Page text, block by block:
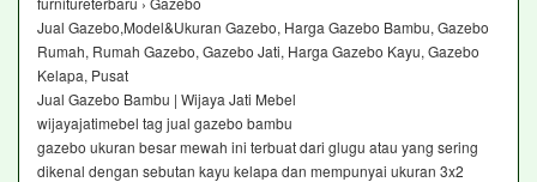
Jual Gazebo,Model&Ukuran Gazebo, Harga Gazebo Bambu, Gazebo
Rumah, Rumah Gazebo, Gazebo Jati, Harga Gazebo Kayu, Gazebo
Kelapa, Pusat
Jual Gazebo Bambu | Wijaya Jati Mebel
wijayajatimebel tag jual gazebo bambu
gazebo ukuran besar mewah ini terbuat dari glugu atau yang sering
dikenal dengan sebutan kayu kelapa dan mempunyai ukuran 3x2